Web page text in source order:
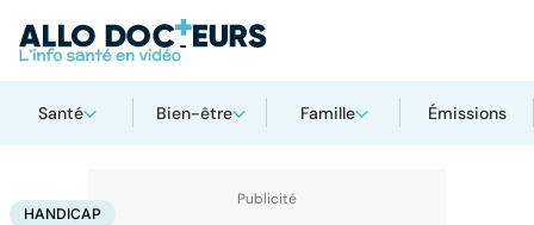
Santé Bien-être Famille Émissions
AccueilFamille
HANDICAP